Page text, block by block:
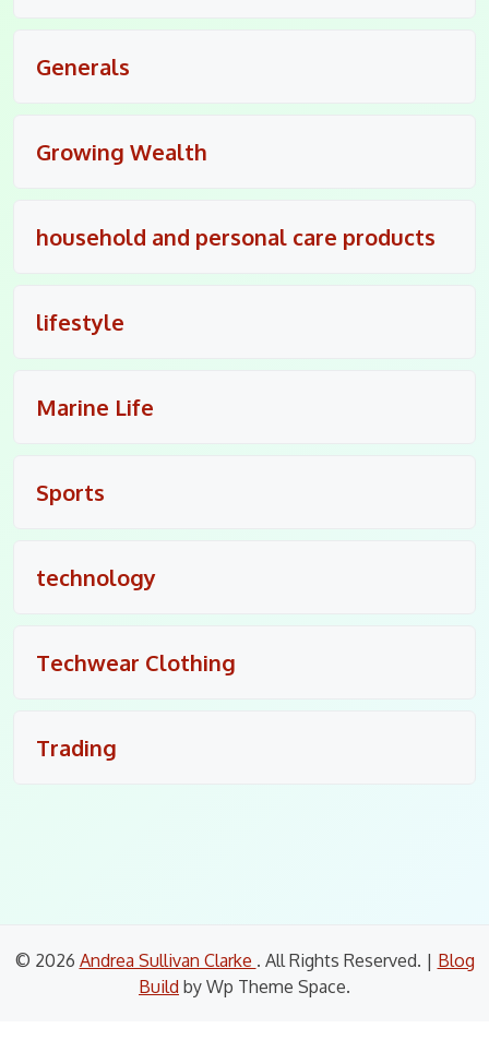
Generals
Growing Wealth
household and personal care products
lifestyle
Marine Life
Sports
technology
Techwear Clothing
Trading
© 2026 Andrea Sullivan Clarke . All Rights Reserved. | Blog
Build by Wp Theme Space.